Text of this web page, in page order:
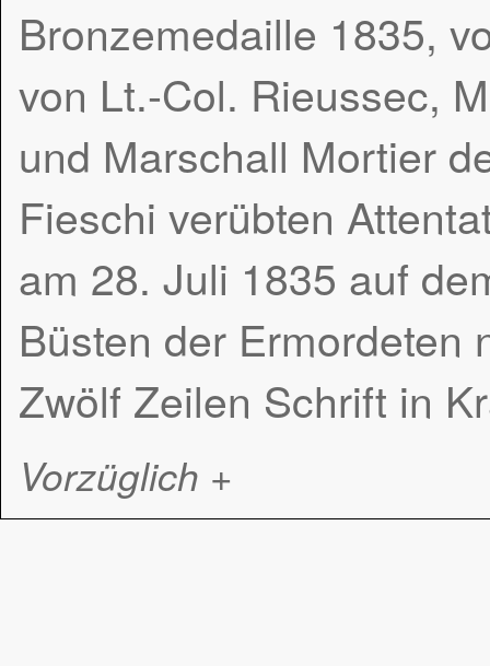
Bronzemedaille 1835,
von Lt.-Col. Rieussec,
und Marschall Mortier
Fieschi verübten
am 28. Juli 1835 auf
Büsten der Ermordeten
Zwölf Zeilen Schrift in
Vorzüglich +